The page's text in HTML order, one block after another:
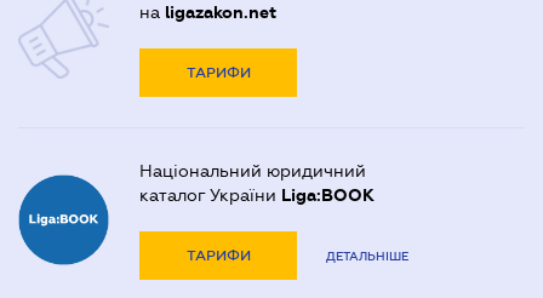
на ligazakon.net
ТАРИФИ
Національний юридичний
каталог України Liga:BOOK
ТАРИФИ ДЕТАЛЬНІШЕ